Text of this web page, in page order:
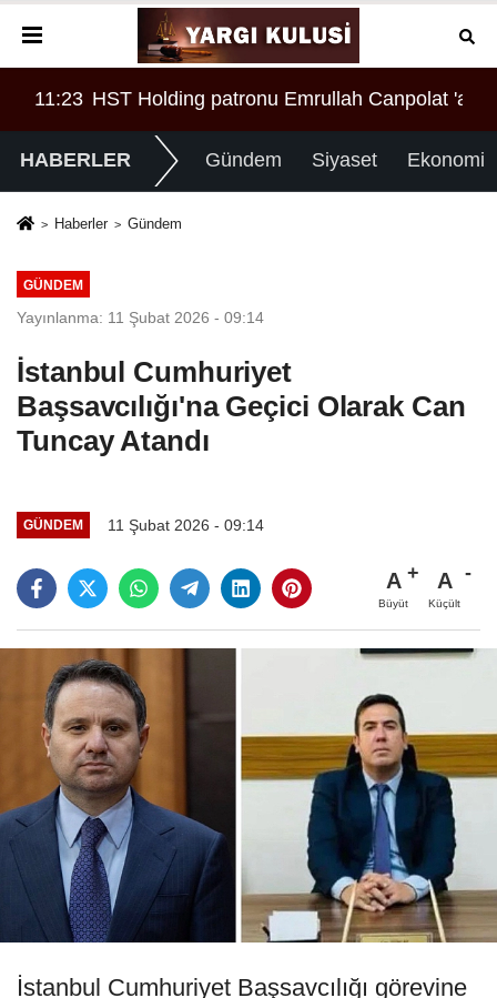
MI? REKORU KIRILDI 433 BİN 520 KİŞİ VAR!
11:23 HST Holding patronu Emrullah Canpolat 'a
HABERLER Gündem Siyaset Ekonomi
Haberler Gündem
GÜNDEM
Yayınlanma: 11 Şubat 2026 - 09:14
İstanbul Cumhuriyet
Başsavcılığı'na Geçici Olarak Can
Tuncay Atandı
GÜNDEM 11 Şubat 2026 - 09:14
A
Büyüt
A
Küçült
İstanbul Cumhuriyet Başsavcılığı görevine